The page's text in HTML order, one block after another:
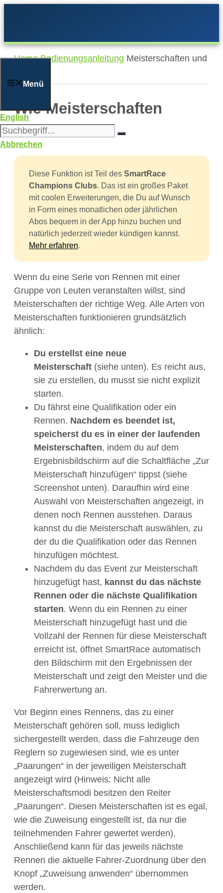
Menü
English
Abbrechen
Home Bedienungsanleitung Meisterschaften und
Wie Meisterschaften
funktionieren
Diese Funktion ist Teil des SmartRace
Champions Clubs. Das ist ein großes Paket
mit coolen Erweiterungen, die Du auf Wunsch
in Form eines monatlichen oder jährlichen
Abos bequem in der App hinzu buchen und
natürlich jederzeit wieder kündigen kannst.
Mehr erfahren.
Wenn du eine Serie von Rennen mit einer
Gruppe von Leuten veranstalten willst, sind
Meisterschaften der richtige Weg. Alle Arten von
Meisterschaften funktionieren grundsätzlich
ähnlich:
Du erstellst eine neue
Meisterschaft (siehe unten). Es reicht aus,
sie zu erstellen, du musst sie nicht explizit
starten.
Du fährst eine Qualifikation oder ein
Rennen. Nachdem es beendet ist,
speicherst du es in einer der laufenden
Meisterschaften, indem du auf dem
Ergebnisbildschirm auf die Schaltfläche „Zur
Meisterschaft hinzufügen“ tippst (siehe
Screenshot unten). Daraufhin wird eine
Auswahl von Meisterschaften angezeigt, in
denen noch Rennen ausstehen. Daraus
kannst du die Meisterschaft auswählen, zu
der du die Qualifikation oder das Rennen
hinzufügen möchtest.
Nachdem du das Event zur Meisterschaft
hinzugefügt hast, kannst du das nächste
Rennen oder die nächste Qualifikation
starten. Wenn du ein Rennen zu einer
Meisterschaft hinzugefügt hast und die
Vollzahl der Rennen für diese Meisterschaft
erreicht ist, öffnet SmartRace automatisch
den Bildschirm mit den Ergebnissen der
Meisterschaft und zeigt den Meister und die
Fahrerwertung an.
Vor Beginn eines Rennens, das zu einer
Meisterschaft gehören soll, muss lediglich
sichergestellt werden, dass die Fahrzeuge den
Reglern so zugewiesen sind, wie es unter
„Paarungen“ in der jeweiligen Meisterschaft
angezeigt wird (Hinweis: Nicht alle
Meisterschaftsmodi besitzen den Reiter
„Paarungen“. Diesen Meisterschaften ist es egal,
wie die Zuweisung eingestellt ist, da nur die
teilnehmenden Fahrer gewertet werden).
Anschließend kann für das jeweils nächste
Rennen die aktuelle Fahrer-Zuordnung über den
Knopf „Zuweisung anwenden“ übernommen
werden.